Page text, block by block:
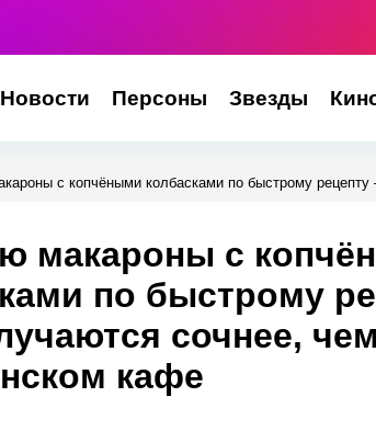
Новости Персоны Звезды
с копчёными колбасками по быстрому
макароны с
по быстрому
сочнее,
кафе